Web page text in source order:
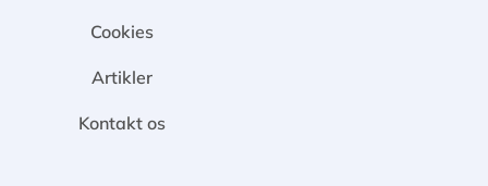
Cookies
Artikler
Kontakt os